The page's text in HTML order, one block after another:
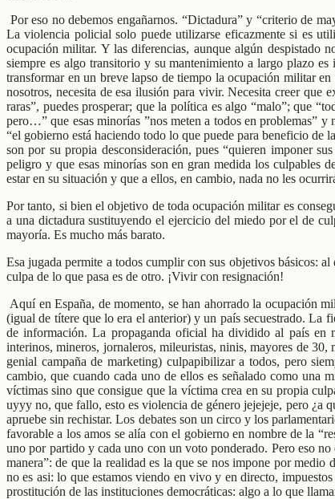
Por eso no debemos engañarnos. “Dictadura” y “criterio de
La violencia policial solo puede utilizarse eficazmente si es
ocupación militar. Y las diferencias, aunque algún despistado
siempre es algo transitorio y su mantenimiento a largo plazo
transformar en un breve lapso de tiempo la ocupación militar
nosotros, necesita de esa ilusión para vivir. Necesita creer
raras”, puedes prosperar; que la política es algo “malo”; que
pero…” que esas minorías ”nos meten a todos en problemas”
“el gobierno está haciendo todo lo que puede para beneficio de
son por su propia desconsideración, pues “quieren imponer
peligro y que esas minorías son en gran medida los culpables
estar en su situación y que a ellos, en cambio, nada no les
Por tanto, si bien el objetivo de toda ocupación militar es
a una dictadura sustituyendo el ejercicio del miedo por el de
mayoría. Es mucho más barato.
Esa jugada permite a todos cumplir con sus objetivos básicos:
culpa de lo que pasa es de otro. ¡Vivir con resignación!
Aquí en España, de momento, se han ahorrado la ocupación
(igual de títere que lo era el anterior) y un país secuestrado. La
de información. La propaganda oficial ha dividido al país en
interinos, mineros, jornaleros, mileuristas, ninis, mayores de 30,
genial campaña de marketing) culpapibilizar a todos, pero
cambio, que cuando cada uno de ellos es señalado como una
víctimas sino que consigue que la víctima crea en su propia
uyyy no, que fallo, esto es violencia de género jejejeje, pero ¿a
apruebe sin rechistar. Los debates son un circo y los
favorable a los amos se alía con el gobierno en nombre de la
uno por partido y cada uno con un voto ponderado. Pero eso
manera”: de que la realidad es la que se nos impone por
no es asi: lo que estamos viendo en vivo y en directo,
prostitución de las instituciones democráticas: algo a lo que